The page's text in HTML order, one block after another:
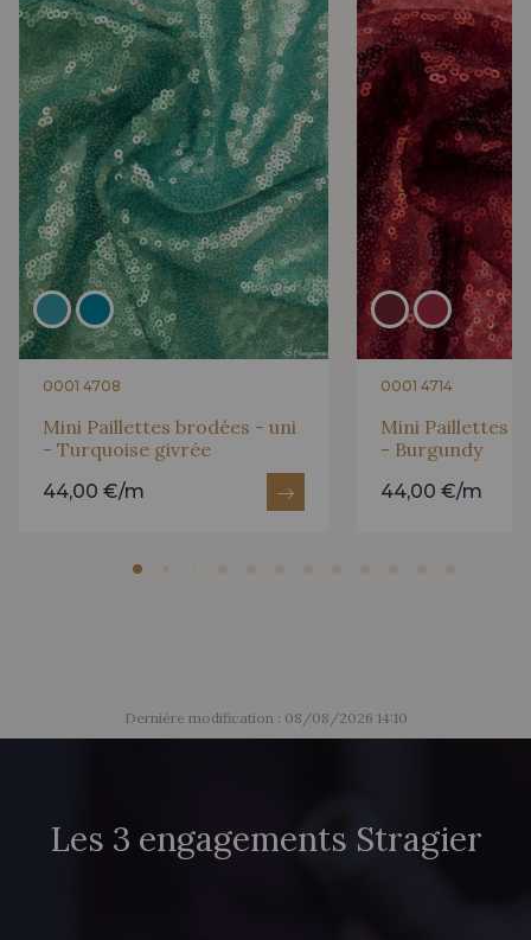
0001 4708
Mini Paillettes brodées - uni
- Turquoise givrée
44,00 €/m
0001 4714
Mini Paillettes
- Burgundy
44,00 €/m
Dernière modification : 08/08/2026 14:10
Les 3 engagements Stragier